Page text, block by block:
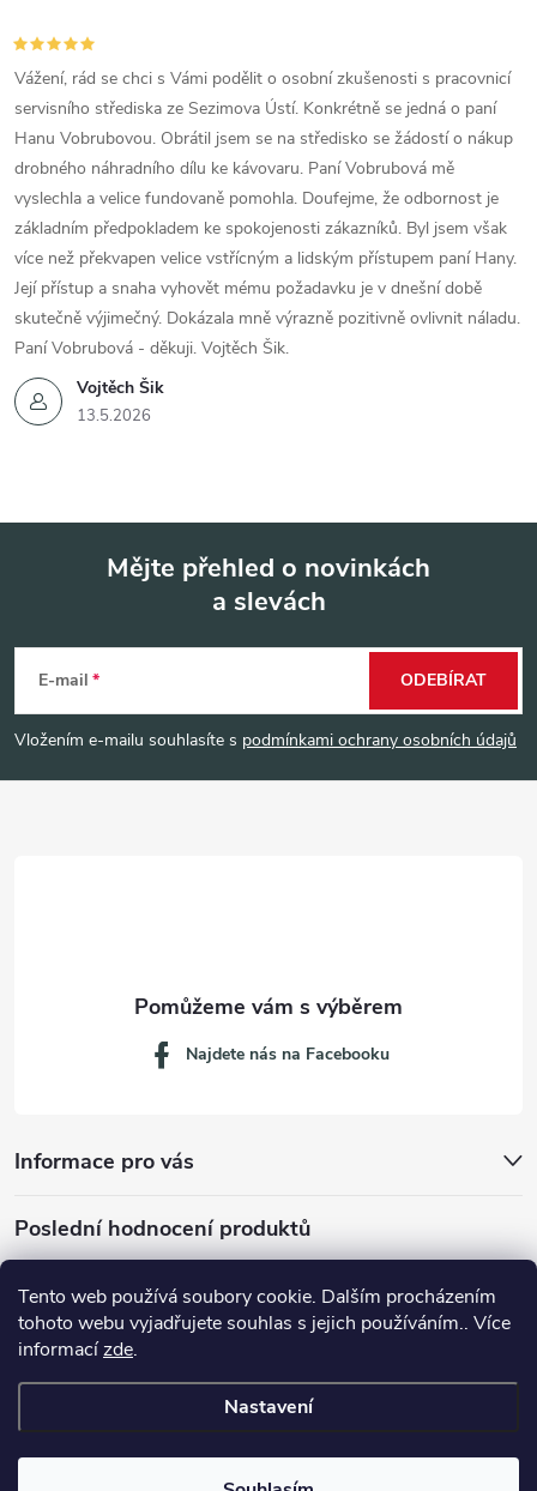
Tento web používá soubory cookie. Dalším procházením
tohoto webu vyjadřujete souhlas s jejich používáním.. Více
informacízde.
Nastavení
Vojtěch Šik
13.5.2026
Vážení, rád se chci s Vámi podělit o osobní zkušenosti s pracovnicí
servisního střediska ze Sezimova Ústí. Konkrétně se jedná o paní
Hanu Vobrubovou. Obrátil jsem se na středisko se žádostí o nákup
drobného náhradního dílu ke kávovaru. Paní Vobrubová mě
vyslechla a velice fundovaně pomohla. Doufejme, že odbornost je
základním předpokladem ke spokojenosti zákazníků. Byl jsem však
více než překvapen velice vstřícným a lidským přístupem paní Hany.
Její přístup a snaha vyhovět mému požadavku je v dnešní době
skutečně výjimečný. Dokázala mně výrazně pozitivně ovlivnit náladu.
Paní Vobrubová - děkuji. Vojtěch Šik.
p
Mějte přehled o novinkách
a slevách
E-mail
Vložením e-mailu souhlasíte s podmínkami ochrany osobních údajů
ODEBÍRAT
Informace pro vás
Najdete nás na Facebooku
Poslední hodnocení produktů
Dávkovací lžička na mletou kávu 53132C8134
Copyright 2026JM servis. Všechna práva vyhrazena.